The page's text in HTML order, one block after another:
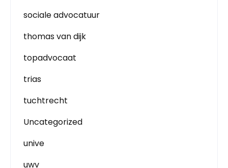
sociale advocatuur
thomas van dijk
topadvocaat
trias
tuchtrecht
Uncategorized
unive
uwv